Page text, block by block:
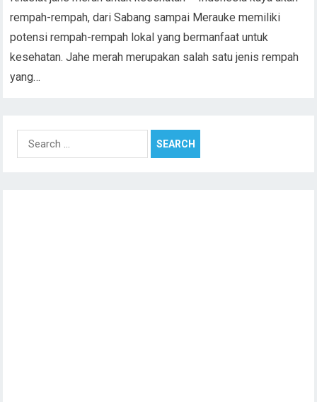
rempah-rempah, dari Sabang sampai Merauke memiliki
potensi rempah-rempah lokal yang bermanfaat untuk
kesehatan. Jahe merah merupakan salah satu jenis rempah
yang…
for: